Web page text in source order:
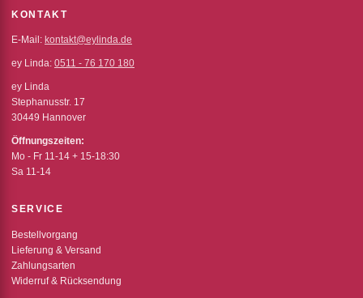
KONTAKT
E-Mail: kontakt@eylinda.de
ey Linda: 0511 - 76 170 180
ey Linda
Stephanusstr. 17
30449 Hannover
Öffnungszeiten:
Mo - Fr 11-14 + 15-18:30
Sa 11-14
SERVICE
Bestellvorgang
Lieferung & Versand
Zahlungsarten
Widerruf & Rücksendung